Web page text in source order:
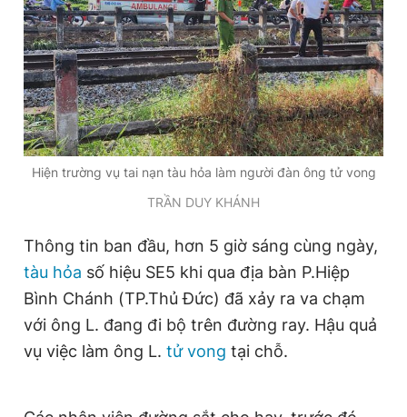
Giấy phép xuất bản số 110/GP - BTTTT cấp ngày 24.3.2020
© 2003-2026 Bản quyền thuộc về Báo Thanh Niên. Cấm sao
chép dưới mọi hình thức nếu không có sự chấp thuận bằng văn
bản. Phát triển bởi ePi Technologies, JSC.
i
m
e
Hiện trường vụ tai nạn tàu hỏa làm người đàn ông tử vong
TRẦN DUY KHÁNH
Thông tin ban đầu, hơn 5 giờ sáng cùng ngày,
tàu hỏa số hiệu SE5 khi qua địa bàn P.Hiệp
Bình Chánh (TP.Thủ Đức) đã xảy ra va chạm
với ông L. đang đi bộ trên đường ray. Hậu quả
vụ việc làm ông L. tử vong tại chỗ.